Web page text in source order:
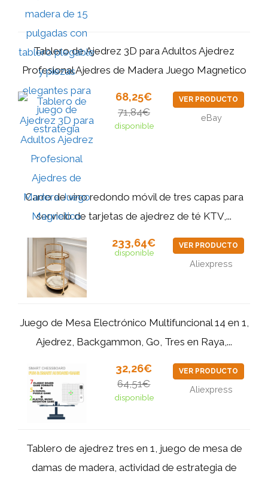
Tablero de Ajedrez 3D para Adultos Ajedrez
Profesional Ajedres de Madera Juego Magnetico
68,25€
71,84€
disponible
VER PRODUCTO
eBay
Carro de vino redondo móvil de tres capas para
servicio de tarjetas de ajedrez de té KTV,...
233,64€
disponible
VER PRODUCTO
Aliexpress
Juego de Mesa Electrónico Multifuncional 14 en 1,
Ajedrez, Backgammon, Go, Tres en Raya,...
32,26€
64,51€
disponible
VER PRODUCTO
Aliexpress
Tablero de ajedrez tres en 1, juego de mesa de
damas de madera, actividad de estrategia de